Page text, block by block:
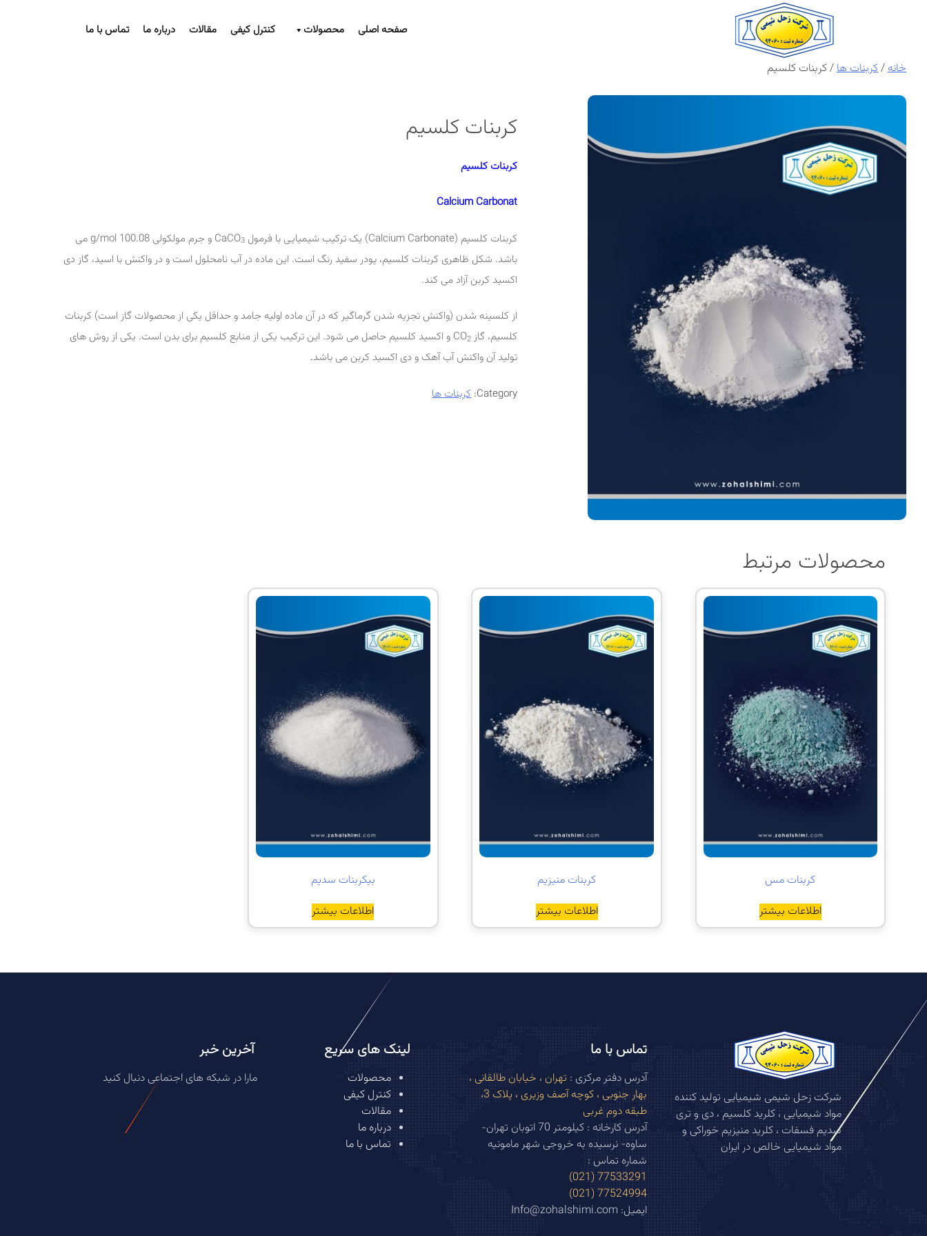
صفحه اصلی محصولات کنترل کیفی مقالات درباره ما تماس با ما
خانه/کربنات ها/ کربنات کلسیم
کربنات کلسیم
کربنات کلسیم
Calcium Carbonat
کربنات کلسیم (Calcium Carbonate) یک ترکیب شیمیایی با فرمول CaCO 3
و جرم مولکولی 100.08 g/mol می
باشد. شکل ظاهری کربنات کلسیم، پودر سفید رنگ است. این ماده در آب نامحلول است و در واکنش با اسید، گاز دی
اکسید کربن آزاد می کند.
از کلسینه شدن (واکنش تجزیه شدن گرماگیر که در آن ماده اولیه جامد و حداقل یکی از محصولات گاز است) کربنات
کلسیم، گاز CO 2
و اکسید کلسیم حاصل می شود. این ترکیب یکی از منابع کلسیم برای بدن است. یکی از روش های
تولید آن واکنش آب آهک و دی اکسید کربن می باشد.
Category: کربنات ها
محصولات مرتبط
کربنات مس
اطلاعات بیشتر
کربنات منیزیم
اطلاعات بیشتر
بیکربنات سدیم
اطلاعات بیشتر
شرکت زحل شیمی شیمیایی تولید کننده
مواد شیمیایی ، کلرید کلسیم ، دی و تری
سدیم فسفات ، کلرید منیزیم خوراکی و
مواد شیمیایی خالص در ایران
تماس با ما
آدرس دفتر مرکزی : تهران ، خیابان طالقانی ،
بهار جنوبی ، کوچه آصف وزیری ، پلاک 3،
طبقه دوم غربی
آدرس کارخانه : کیلومتر 70 اتوبان تهران-
ساوه- نرسیده به خروجی شهر مامونیه
شماره تماس :
77533291 (021)
77524994 (021)
ایمیل: Info@zohalshimi.com
لینک های سریع
محصولات
کنترل کیفی
مقالات
درباره ما
تماس با ما
آخرین خبر
مارا در شبکه های اجتماعی دنبال کنید